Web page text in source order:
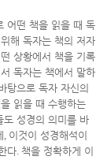
어떤 책을 읽을 때 독
해 독자는 책의 저자
상황에서 책을 기록
독자는 책에서 말하
탕으로 독자 자신의
읽을 때 수행하는
도 성경의 의미를 바
, 이것이 성경해석이
다. 책을 정확하게 이